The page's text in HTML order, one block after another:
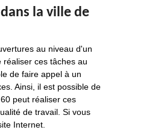
la ville de
au niveau d'un
ces tâches au
de faire appel à un
Ainsi, il est possible de
peut réaliser ces
de travail. Si vous
Internet.